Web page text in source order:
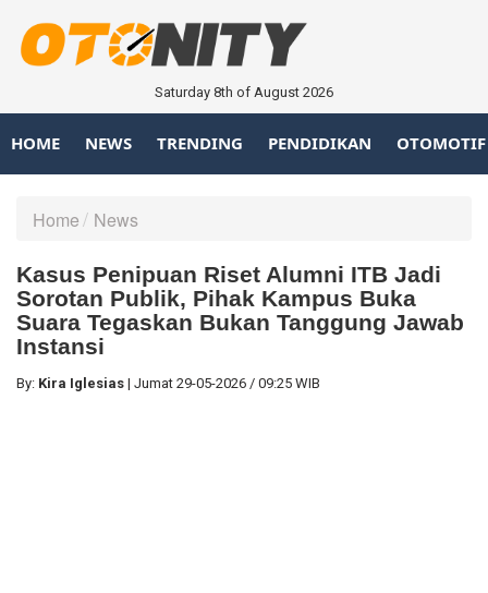
Saturday 8th of August 2026
HOME NEWS TRENDING PENDIDIKAN OTOMOTIF
Home News
Kasus Penipuan Riset Alumni ITB Jadi
Sorotan Publik, Pihak Kampus Buka
Suara Tegaskan Bukan Tanggung Jawab
Instansi
By: Kira Iglesias | Jumat 29-05-2026 / 09:25 WIB